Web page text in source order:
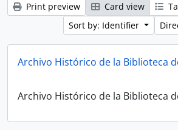
Print preview Card view
Sort by: Identifier
Archivo Histórico de la Biblioteca
Archivo Histórico de la Biblioteca